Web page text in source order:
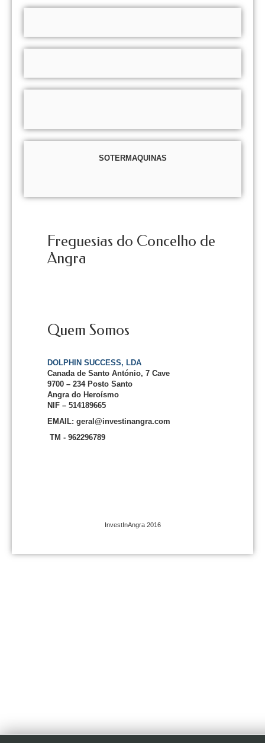
SOTERMAQUINAS
Freguesias do Concelho de
Angra
Quem Somos
DOLPHIN SUCCESS, LDA
Canada de Santo António, 7 Cave
9700 – 234 Posto Santo
Angra do Heroísmo
NIF – 514189665
EMAIL: geral@investinangra.com
TM - 962296789
InvestInAngra 2016